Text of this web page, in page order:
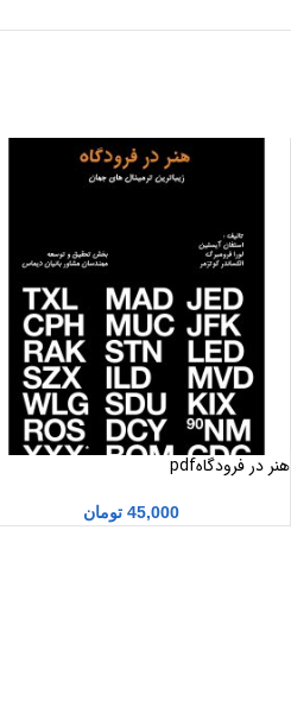
هنر در فرودگاهpdf
45,000 تومان